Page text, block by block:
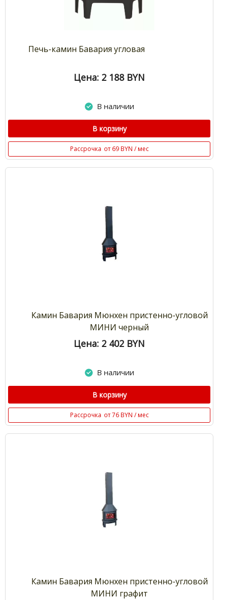
Печь-камин Бавария угловая
Цена: 2 188 BYN
В наличии
В корзину
Рассрочка от 69 BYN / мес
Камин Бавария Мюнхен пристенно-угловой
МИНИ черный
Цена: 2 402 BYN
В наличии
В корзину
Рассрочка от 76 BYN / мес
Камин Бавария Мюнхен пристенно-угловой
МИНИ графит